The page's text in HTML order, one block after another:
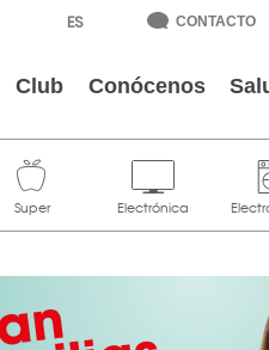
CONTACTO
Club Conócenos